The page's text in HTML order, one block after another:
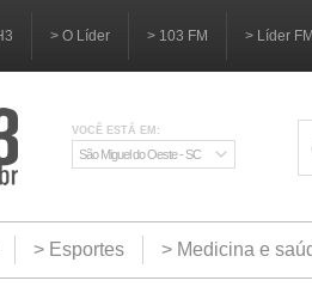
> O Líder > 103 FM > Líder FM
VOCÊ ESTÁ EM:
São Miguel do Oeste - SC
> Esportes > Medicina e